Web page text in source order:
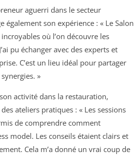
aguerri dans le secteur
également son expérience : « Le Salon
où l’on découvre les
pu échanger avec des experts et
C’est un lieu idéal pour partager
»
activité dans la restauration,
ateliers pratiques : « Les sessions
de comprendre comment
model. Les conseils étaient clairs et
Cela m’a donné un vrai coup de